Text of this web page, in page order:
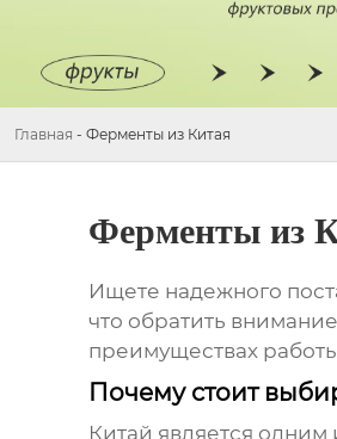
Главная - Ферменты из Китая
Ферменты из
Ищете надежного
что обратить
преимуществах
Почему стоит
Китай является